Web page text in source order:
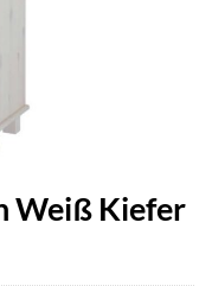
Weiß Kiefer